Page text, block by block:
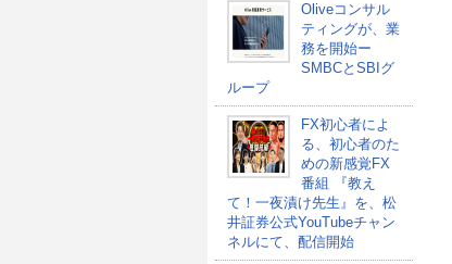
Oliveコンサル
ティングが、業
務を開始ー
SMBCとSBIグ
ループ
FX初心者によ
る、初心者のた
めの新感覚FX
番組 『教え
て！一夜漬け先生』を、松
井証券公式YouTubeチャン
ネルにて、配信開始